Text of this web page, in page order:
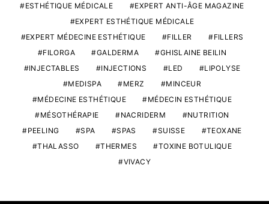
ESTHÉTIQUE MÉDICALE
EXPERT ANTI-ÂGE MAGAZINE
EXPERT ESTHÉTIQUE MÉDICALE
EXPERT MÉDECINE ESTHÉTIQUE
FILLER
FILLERS
FILORGA
GALDERMA
GHISLAINE BEILIN
INJECTABLES
INJECTIONS LED
LIPOLYSE
MEDISPA
MERZ
MINCEUR
MÉDECINE ESTHÉTIQUE
MÉDECIN ESTHÉTIQUE
MÉSOTHÉRAPIE
NACRIDERM
NUTRITION
PEELING
SPA SPAS SUISSE
TEOXANE
THALASSO
THERMES
TOXINE BOTULIQUE
VIVACY